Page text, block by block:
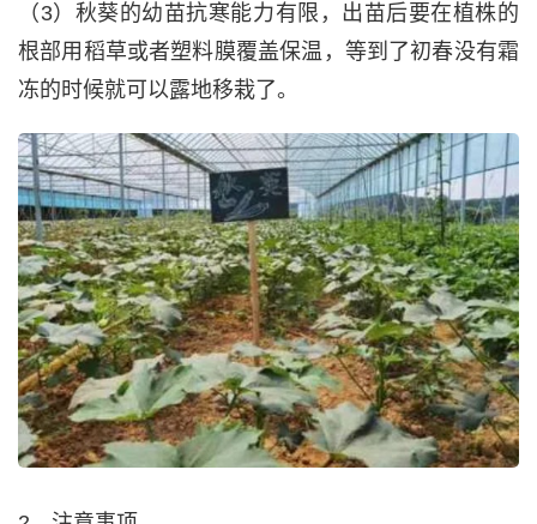
（3）秋葵的幼苗抗寒能力有限，出苗后要在植株的
根部用稻草或者塑料膜覆盖保温，等到了初春没有霜
冻的时候就可以露地移栽了。